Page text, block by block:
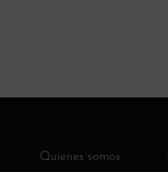
Quienes somos